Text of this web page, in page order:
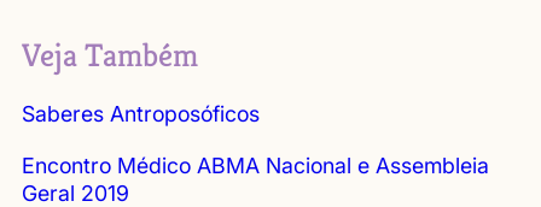
Veja Também
Saberes Antroposóficos
Encontro Médico ABMA Nacional e Assembleia
Geral 2019